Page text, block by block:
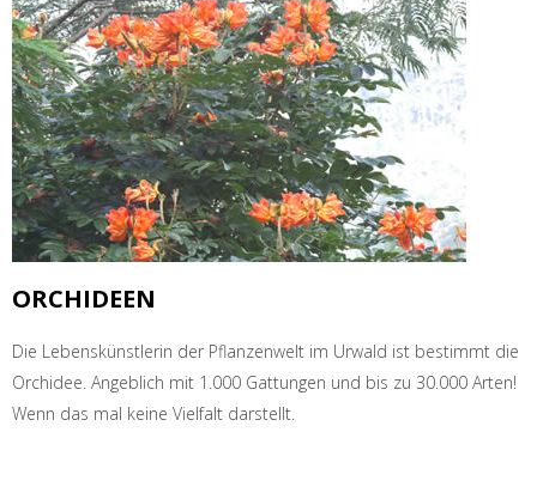
ORCHIDEEN
Die Lebenskünstlerin der Pflanzenwelt im Urwald ist bestimmt die
Orchidee. Angeblich mit 1.000 Gattungen und bis zu 30.000 Arten!
Wenn das mal keine Vielfalt darstellt.